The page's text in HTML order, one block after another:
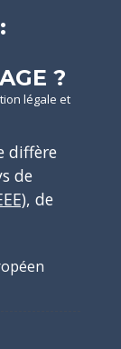
?
légale et
diffère
de
, de